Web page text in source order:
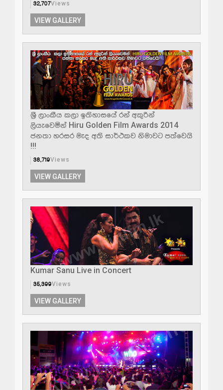
32,707Views
VIEW GALLERY
ශී‍්‍ර ලාංකීය කලා ඉතිහාසයේ රන් අකුරින්
ලියැවෙමින් Hiru Golden Film Awards 2014
ජනතා හරසර මැද අති සාර්ථකව නිමාවට පත්වෙයි
!!!
38,719Views
VIEW GALLERY
Kumar Sanu Live in Concert
35,399Views
VIEW GALLERY